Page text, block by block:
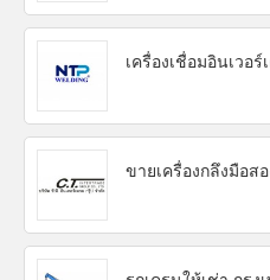
เครื่องเชื่อมอินเวอ
ขายเครื่องกลึงมือส